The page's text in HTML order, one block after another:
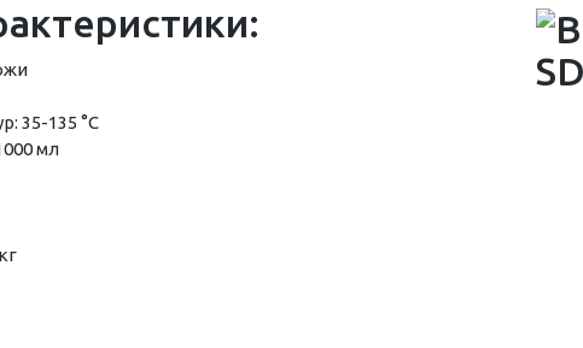
35-135 °C
мл